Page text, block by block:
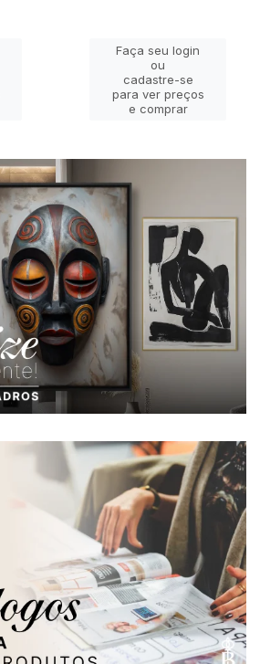
Faça seu login
ou
cadastre-se
para ver preços
e comprar